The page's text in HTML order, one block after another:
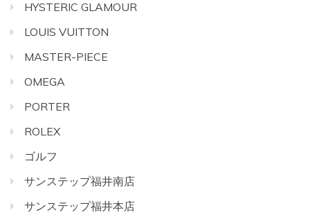
HYSTERIC GLAMOUR
LOUIS VUITTON
MASTER-PIECE
OMEGA
PORTER
ROLEX
ゴルフ
サンステップ福井南店
サンステップ福井本店